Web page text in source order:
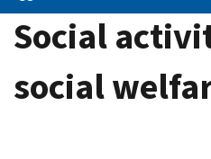
Social
social